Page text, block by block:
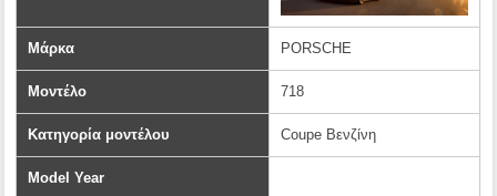
Μάρκα PORSCHE
Μοντέλο 718
Κατηγορία μοντέλου Coupe Βενζίνη
Model Year